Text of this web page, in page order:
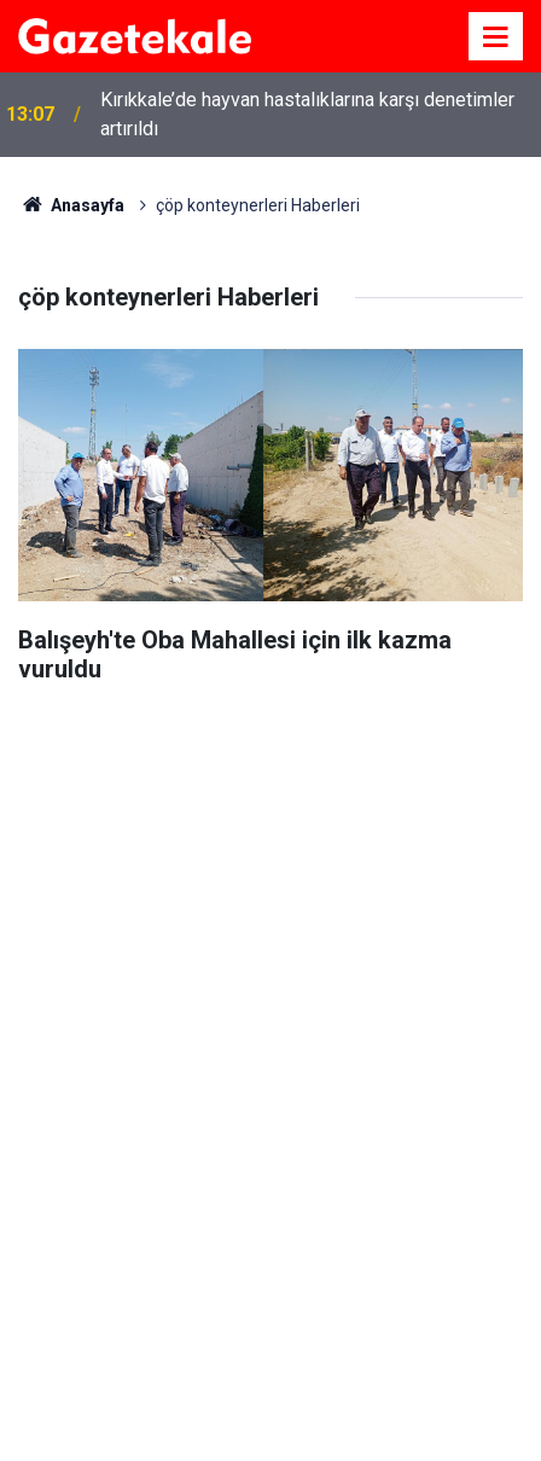
13:07
Kırıkkale’de hayvan hastalıklarına karşı denetimler
artırıldı
Anasayfa çöp konteynerleri Haberleri
çöp konteynerleri Haberleri
Balışeyh'te Oba Mahallesi için ilk kazma
vuruldu